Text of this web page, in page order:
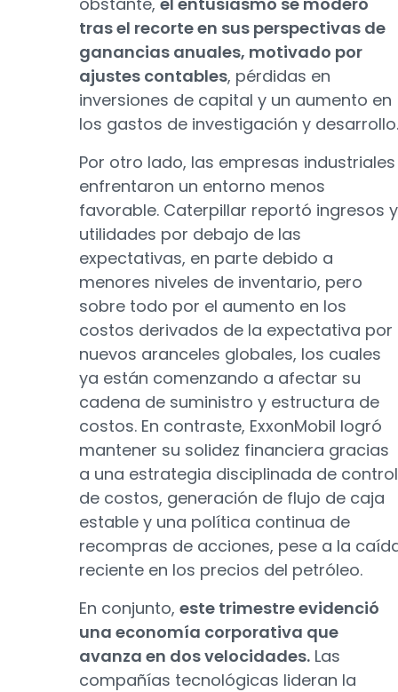
tras el recorte en sus perspectivas de
ganancias anuales, motivado por
ajustes contables, pérdidas en
inversiones de capital y un aumento en
los gastos de investigación y desarrollo.
Por otro lado, las empresas industriales
enfrentaron un entorno menos
favorable. Caterpillar reportó ingresos y
utilidades por debajo de las
expectativas, en parte debido a
menores niveles de inventario, pero
sobre todo por el aumento en los
costos derivados de la expectativa por
nuevos aranceles globales, los cuales
ya están comenzando a afectar su
cadena de suministro y estructura de
costos. En contraste, ExxonMobil logró
mantener su solidez financiera gracias
a una estrategia disciplinada de control
de costos, generación de flujo de caja
estable y una política continua de
recompras de acciones, pese a la
reciente en los precios del petróleo.
En conjunto, este trimestre evidenció
una economía corporativa que
avanza en dos velocidades. Las
compañías tecnológicas lideran la